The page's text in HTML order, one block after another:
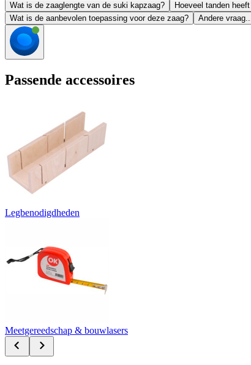
Wat is de zaaglengte van de suki kapzaag? Hoeveel tanden
Wat is de aanbevolen toepassing voor deze zaag?
Andere
Passende accessoires
Legbenodigdheden
Meetgereedschap & bouwlasers